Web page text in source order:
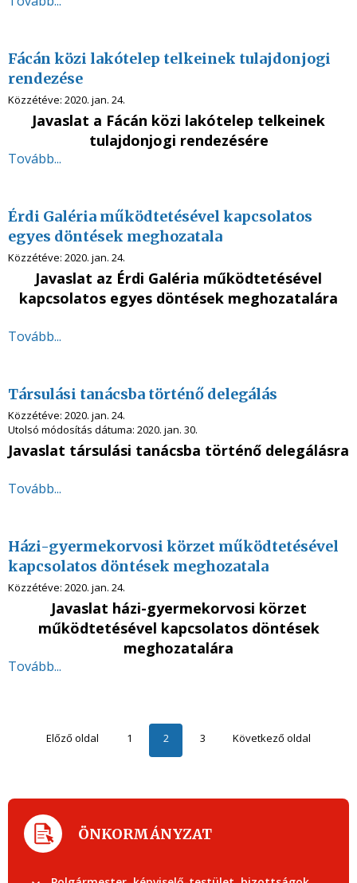
Fácán közi lakótelep telkeinek tulajdonjogi
rendezése
Közzétéve: 2020. jan. 24.
Javaslat a Fácán közi lakótelep telkeinek
tulajdonjogi rendezésére
Tovább...
Érdi Galéria működtetésével kapcsolatos
egyes döntések meghozatala
Közzétéve: 2020. jan. 24.
Javaslat az Érdi Galéria működtetésével
kapcsolatos egyes döntések meghozatalára
Tovább...
Társulási tanácsba történő delegálás
Közzétéve: 2020. jan. 24.
Utolsó módosítás dátuma: 2020. jan. 30.
Javaslat társulási tanácsba történő delegálásra
Tovább...
Házi-gyermekorvosi körzet működtetésével
kapcsolatos döntések meghozatala
Közzétéve: 2020. jan. 24.
Javaslat házi-gyermekorvosi körzet
működtetésével kapcsolatos döntések
meghozatalára
Tovább...
Előző oldal 1 2 3 Következő oldal
ÖNKORMÁNYZAT